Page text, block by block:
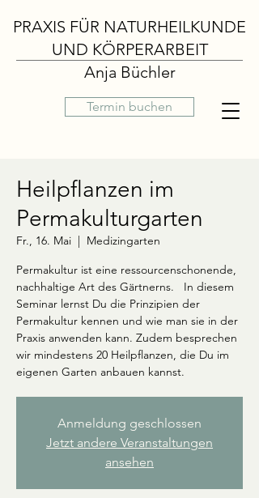
PRAXIS FÜR NATURHEILKUNDE
UND KÖRPERARBEIT
Anja Büchler
Termin buchen
Heilpflanzen im
Permakulturgarten
Fr., 16. Mai
  |
Medizingarten
Permakultur ist eine ressourcenschonende,
nachhaltige Art des Gärtnerns. In diesem
Seminar lernst Du die Prinzipien der
Permakultur kennen und wie man sie in der
Praxis anwenden kann. Zudem besprechen
wir mindestens 20 Heilpflanzen, die Du im
eigenen Garten anbauen kannst.
Anmeldung geschlossen
Jetzt andere Veranstaltungen
ansehen